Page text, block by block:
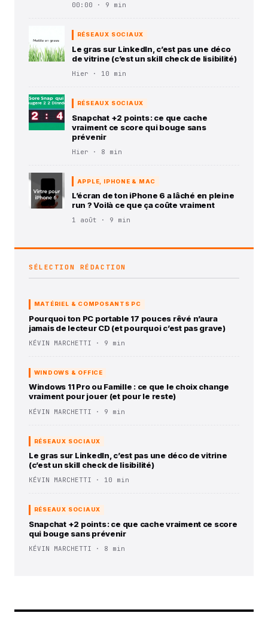
00:00 · 9 min
RÉSEAUX SOCIAUX
Le gras sur LinkedIn, c’est pas une déco
de vitrine (c’est un skill check de lisibilité)
Hier · 10 min
RÉSEAUX SOCIAUX
Snapchat +2 points : ce que cache
vraiment ce score qui bouge sans
prévenir
Hier · 8 min
APPLE, IPHONE & MAC
L’écran de ton iPhone 6 a lâché en pleine
run ? Voilà ce que ça coûte vraiment
1 août · 9 min
SÉLECTION RÉDACTION
MATÉRIEL & COMPOSANTS PC
Pourquoi ton PC portable 17 pouces rêvé n’aura
jamais de lecteur CD (et pourquoi c’est pas grave)
KÉVIN MARCHETTI · 9 min
WINDOWS & OFFICE
Windows 11 Pro ou Famille : ce que le choix change
vraiment pour jouer (et pour le reste)
KÉVIN MARCHETTI · 9 min
RÉSEAUX SOCIAUX
Le gras sur LinkedIn, c’est pas une déco de vitrine
(c’est un skill check de lisibilité)
KÉVIN MARCHETTI · 10 min
RÉSEAUX SOCIAUX
Snapchat +2 points : ce que cache vraiment ce score
qui bouge sans prévenir
KÉVIN MARCHETTI · 8 min